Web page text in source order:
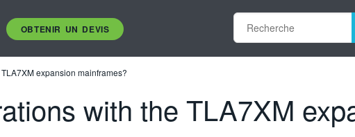
OBTENIR UN DEVIS
expansion mainframes?
with the TLA7XM